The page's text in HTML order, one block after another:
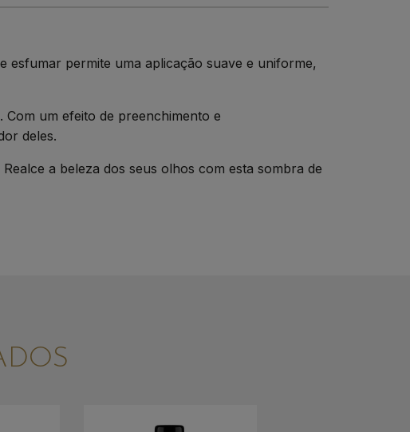
permite uma aplicação suave e uniforme,
um efeito de preenchimento e
deles.
a beleza dos seus olhos com esta sombra de